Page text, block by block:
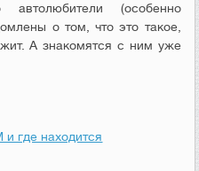
(особенно
о том, что это такое,
А знакомятся с ним уже
где находится